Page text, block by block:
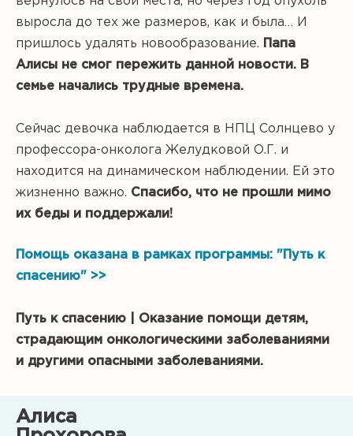
выросла до тех же размеров, как и была… И
пришлось удалять новообразование. Папа
Алисы не смог пережить данной новости. В
семье начались трудные времена.
Сейчас девочка наблюдается в НПЦ Солнцево у
профессора-онколога Желудковой О.Г. и
находится на динамическом наблюдении. Ей это
жизненно важно. Спасибо, что не прошли мимо
их беды и поддержали!
Помощь оказана в рамках программы: "Путь к
спасению" >>
Путь к спасению | Оказание помощи детям,
страдающим онкологическими заболеваниями
и другими опасными заболеваниями.
Алиса